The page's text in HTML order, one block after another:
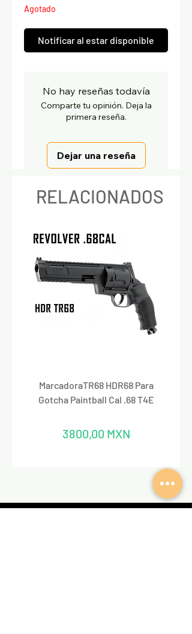
Agotado
Notificar al estar disponible
No hay reseñas todavía
Comparte tu opinión. Deja la
primera reseña.
Dejar una reseña
RELACIONADOS
MarcadoraTR68 HDR68 Para
Gotcha Paintball Cal .68 T4E
Precio
3800,00 MXN